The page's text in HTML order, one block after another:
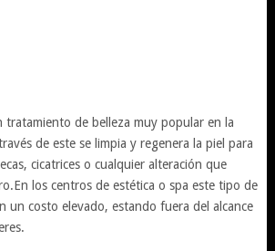
tratamiento de belleza muy popular en la
de este se limpia y regenera la piel para
cicatrices o cualquier alteración que
los centros de estética o spa este tipo de
un costo elevado, estando fuera del alcance